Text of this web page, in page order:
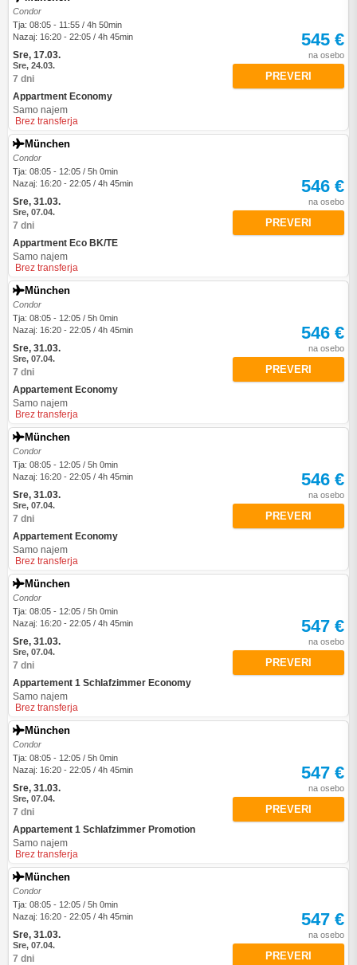
Condor
Tja: 08:05 - 11:55 / 4h 50min
Nazaj: 16:20 - 22:05 / 4h 45min
Sre, 17.03.
Sre, 24.03.
7 dni
Appartment Economy
Samo najem
Brez transferja
545 €
na osebo
PREVERI
München
Condor
Tja: 08:05 - 12:05 / 5h 0min
Nazaj: 16:20 - 22:05 / 4h 45min
Sre, 31.03.
Sre, 07.04.
7 dni
Appartment Eco BK/TE
Samo najem
Brez transferja
546 €
na osebo
PREVERI
München
Condor
Tja: 08:05 - 12:05 / 5h 0min
Nazaj: 16:20 - 22:05 / 4h 45min
Sre, 31.03.
Sre, 07.04.
7 dni
Appartement Economy
Samo najem
Brez transferja
546 €
na osebo
PREVERI
München
Condor
Tja: 08:05 - 12:05 / 5h 0min
Nazaj: 16:20 - 22:05 / 4h 45min
Sre, 31.03.
Sre, 07.04.
7 dni
Appartement Economy
Samo najem
Brez transferja
546 €
na osebo
PREVERI
München
Condor
Tja: 08:05 - 12:05 / 5h 0min
Nazaj: 16:20 - 22:05 / 4h 45min
Sre, 31.03.
Sre, 07.04.
7 dni
Appartement 1 Schlafzimmer Economy
Samo najem
Brez transferja
547 €
na osebo
PREVERI
München
Condor
Tja: 08:05 - 12:05 / 5h 0min
Nazaj: 16:20 - 22:05 / 4h 45min
Sre, 31.03.
Sre, 07.04.
7 dni
Appartement 1 Schlafzimmer Promotion
Samo najem
Brez transferja
547 €
na osebo
PREVERI
München
Condor
Tja: 08:05 - 12:05 / 5h 0min
Nazaj: 16:20 - 22:05 / 4h 45min
Sre, 31.03.
Sre, 07.04.
7 dni
547 €
na osebo
PREVERI